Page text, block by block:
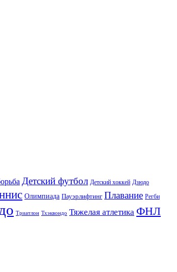
Детский футбол Детский хоккей Дзюдо
Олимпиада Пауэрлифтинг Плавание Регби
Триатлон Тхэквондо Тяжелая атлетика ФНЛ